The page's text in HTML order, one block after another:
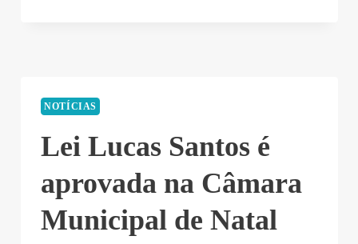
NOTÍCIAS
Lei Lucas Santos é
aprovada na Câmara
Municipal de Natal